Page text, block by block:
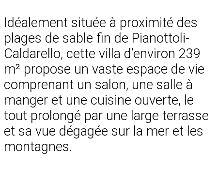
Idéalement située à proximité des
plages de sable fin de Pianottoli-
Caldarello, cette villa d’environ 239
m² propose un vaste espace de vie
comprenant un salon, une salle à
manger et une cuisine ouverte, le
tout prolongé par une large terrasse
et sa vue dégagée sur la mer et les
montagnes.